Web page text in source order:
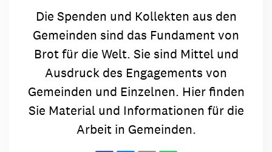
Die Spenden und Kollekten aus den
Gemeinden sind das Fundament von
Brot für die Welt. Sie sind Mittel und
Ausdruck des Engagements von
Gemeinden und Einzelnen. Hier finden
Sie Material und Informationen für die
Arbeit in Gemeinden.